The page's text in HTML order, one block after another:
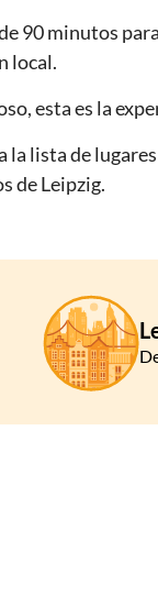
90 minutos
local.
esta es la
la lista de
de Leipzig.